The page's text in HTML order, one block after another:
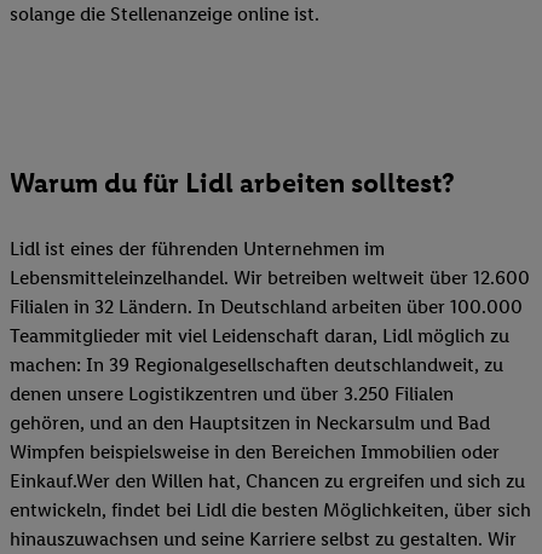
solange die Stellenanzeige online ist.
Warum du für Lidl arbeiten solltest?
Lidl ist eines der führenden Unternehmen im
Lebensmitteleinzelhandel. Wir betreiben weltweit über 12.600
Filialen in 32 Ländern. In Deutschland arbeiten über 100.000
Teammitglieder mit viel Leidenschaft daran, Lidl möglich zu
machen: In 39 Regionalgesellschaften deutschlandweit, zu
denen unsere Logistikzentren und über 3.250 Filialen
gehören, und an den Hauptsitzen in Neckarsulm und Bad
Wimpfen beispielsweise in den Bereichen Immobilien oder
Einkauf.Wer den Willen hat, Chancen zu ergreifen und sich zu
entwickeln, findet bei Lidl die besten Möglichkeiten, über sich
hinauszuwachsen und seine Karriere selbst zu gestalten. Wir